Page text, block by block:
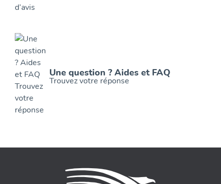
Une question ? Aides et FAQ
Trouvez votre réponse